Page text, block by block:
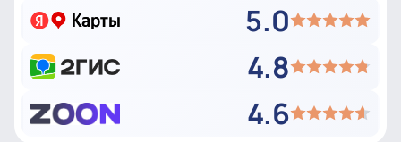
5.0
4.8
4.6